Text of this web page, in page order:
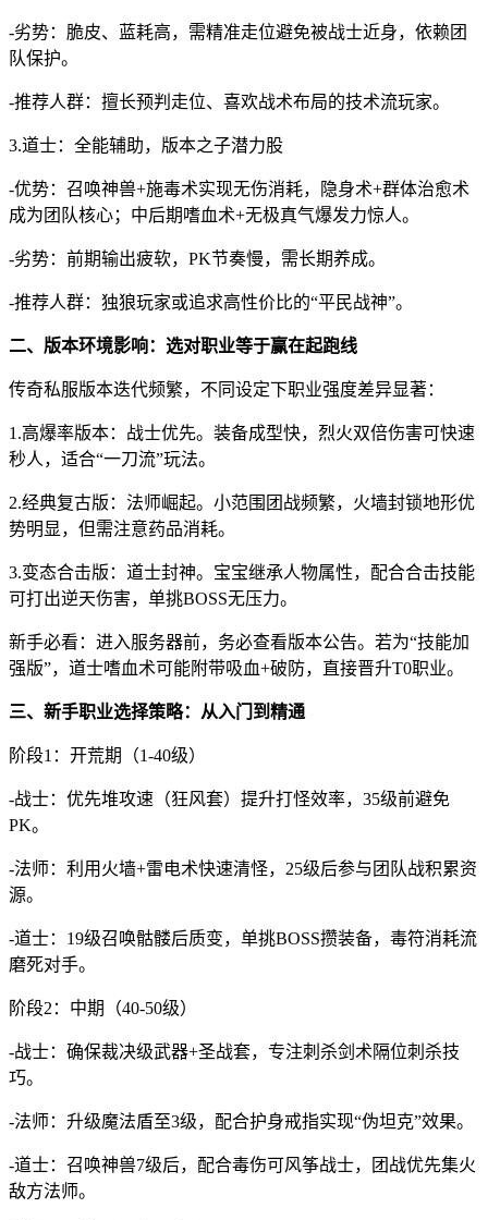
-劣势：脆皮、蓝耗高，需精准走位避免被战士近身，依赖团
队保护。
-推荐人群：擅长预判走位、喜欢战术布局的技术流玩家。
3.道士：全能辅助，版本之子潜力股
-优势：召唤神兽+施毒术实现无伤消耗，隐身术+群体治愈术
成为团队核心；中后期嗜血术+无极真气爆发力惊人。
-劣势：前期输出疲软，PK节奏慢，需长期养成。
-推荐人群：独狼玩家或追求高性价比的“平民战神”。
二、版本环境影响：选对职业等于赢在起跑线
传奇私服版本迭代频繁，不同设定下职业强度差异显著：
1.高爆率版本：战士优先。装备成型快，烈火双倍伤害可快速
秒人，适合“一刀流”玩法。
2.经典复古版：法师崛起。小范围团战频繁，火墙封锁地形优
势明显，但需注意药品消耗。
3.变态合击版：道士封神。宝宝继承人物属性，配合合击技能
可打出逆天伤害，单挑BOSS无压力。
新手必看：进入服务器前，务必查看版本公告。若为“技能加
强版”，道士嗜血术可能附带吸血+破防，直接晋升T0职业。
三、新手职业选择策略：从入门到精通
阶段1：开荒期（1-40级）
-战士：优先堆攻速（狂风套）提升打怪效率，35级前避免
PK。
-法师：利用火墙+雷电术快速清怪，25级后参与团队战积累资
源。
-道士：19级召唤骷髅后质变，单挑BOSS攒装备，毒符消耗流
磨死对手。
阶段2：中期（40-50级）
-战士：确保裁决级武器+圣战套，专注刺杀剑术隔位刺杀技
巧。
-法师：升级魔法盾至3级，配合护身戒指实现“伪坦克”效果。
-道士：召唤神兽7级后，配合毒伤可风筝战士，团战优先集火
敌方法师。